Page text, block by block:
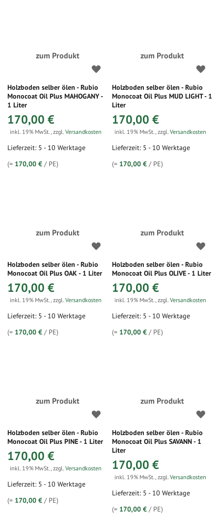
zum Produkt
Holzboden selber ölen - Rubio
Monocoat Oil Plus MAHOGANY -
1 Liter
170,00 €
inkl. 19% MwSt., zzgl. Versandkosten
Lieferzeit: 5 - 10 Werktage
(= 170,00 € / PE)
zum Produkt
Holzboden selber ölen - Rubio
Monocoat Oil Plus MUD LIGHT - 1
Liter
170,00 €
inkl. 19% MwSt.,zzgl.Versandkosten
Lieferzeit: 5 - 10 Werktage
(= 170,00 € / PE)
zum Produkt
Holzboden selber ölen - Rubio
Monocoat Oil Plus OAK - 1 Liter
170,00 €
inkl. 19% MwSt., zzgl. Versandkosten
Lieferzeit: 5 - 10 Werktage
(= 170,00 € / PE)
zum Produkt
Holzboden selber ölen - Rubio
Monocoat Oil Plus OLIVE - 1 Liter
170,00 €
inkl. 19% MwSt.,zzgl.Versandkosten
Lieferzeit: 5 - 10 Werktage
(= 170,00 € / PE)
zum Produkt
Holzboden selber ölen - Rubio
Monocoat Oil Plus PINE - 1 Liter
170,00 €
inkl. 19% MwSt., zzgl. Versandkosten
Lieferzeit: 5 - 10 Werktage
(= 170,00 € / PE)
zum Produkt
Holzboden selber ölen - Rubio
Monocoat Oil Plus SAVANN - 1
Liter
170,00 €
inkl. 19% MwSt.,zzgl.Versandkosten
Lieferzeit: 5 - 10 Werktage
(= 170,00 € / PE)